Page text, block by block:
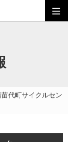
苗代町サイクルセン